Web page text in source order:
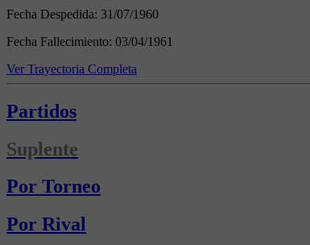
Fecha Despedida: 31/07/1960
Fecha Fallecimiento: 03/04/1961
Ver Trayectoria Completa
Partidos
Suplente
Por Torneo
Por Rival